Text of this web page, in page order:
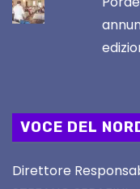
VOCE DEL
Direttore